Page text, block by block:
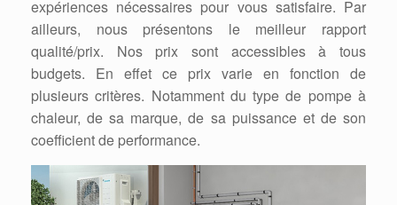
expériences nécessaires pour vous satisfaire. Par
ailleurs, nous présentons le meilleur rapport
qualité/prix. Nos prix sont accessibles à tous
budgets. En effet ce prix varie en fonction de
plusieurs critères. Notamment du type de pompe à
chaleur, de sa marque, de sa puissance et de son
coefficient de performance.